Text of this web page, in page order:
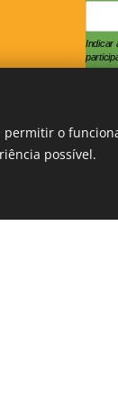
Indicar
permitir o
possível.